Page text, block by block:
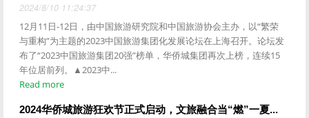
2024/8/10 11:24:37
12月11日-12日，由中国旅游研究院和中国旅游协会主办，以“繁荣
与重构”为主题的2023中国旅游集团化发展论坛在上海召开。论坛发
布了“2023中国旅游集团20强”榜单，华侨城集团再次上榜，连续15
年位居前列。▲2023中...
Read more
2024华侨城旅游狂欢节正式启动，文旅融合当“燃”一夏...